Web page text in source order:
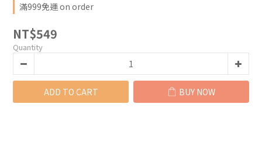
滿999免運 on order
NT$549
Quantity
ADD TO CART BUY NOW